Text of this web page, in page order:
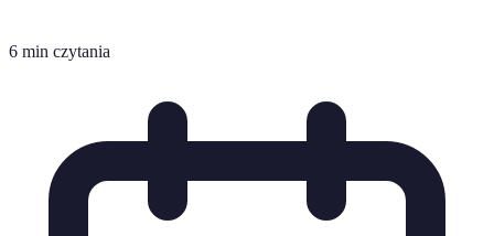
6 min czytania